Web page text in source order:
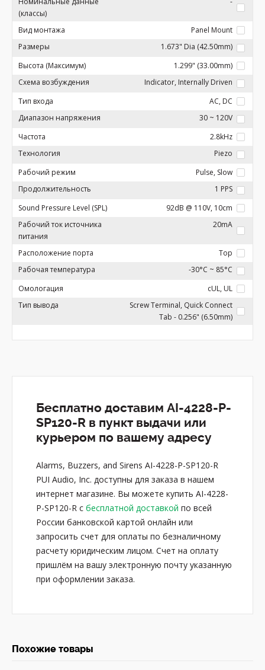
(классы)
Вид монтажа
Panel Mount
Размеры
1.673" Dia (42.50mm)
Высота (Максимум)
1.299" (33.00mm)
Схема возбуждения
Indicator, Internally Driven
Тип входа
AC, DC
Диапазон напряжения
30 ~ 120V
Частота
2.8kHz
Технология
Piezo
Рабочий режим
Pulse, Slow
Продолжительность
1 PPS
Sound Pressure Level (SPL)
92dB @ 110V, 10cm
Рабочий ток источника
питания
20mA
Расположение порта
Top
Рабочая температура
-30°C ~ 85°C
Омологация
cUL, UL
Тип вывода
Screw Terminal, Quick Connect
Tab - 0.256" (6.50mm)
Бесплатно доставим AI-4228-P-
SP120-R в пункт выдачи или
курьером по вашему адресу
Alarms, Buzzers, and Sirens AI-4228-P-SP120-R
PUI Audio, Inc. доступны для заказа в нашем
интернет магазине. Вы можете купить AI-4228-
P-SP120-R с бесплатной доставкой по всей
России банковской картой онлайн или
запросить счет для оплаты по безналичному
расчету юридическим лицом. Счет на оплату
пришлём на вашу электронную почту указанную
при оформлении заказа.
Похожие товары